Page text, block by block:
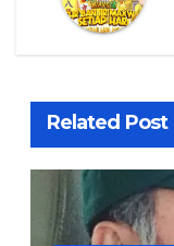
Related Post